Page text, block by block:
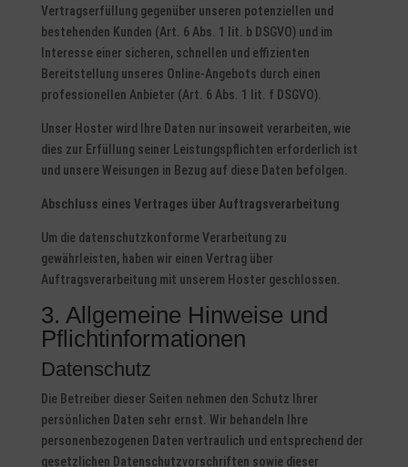
Vertragserfüllung gegenüber unseren potenziellen und
bestehenden Kunden (Art. 6 Abs. 1 lit. b DSGVO) und im
Interesse einer sicheren, schnellen und effizienten
Bereitstellung unseres Online-Angebots durch einen
professionellen Anbieter (Art. 6 Abs. 1 lit. f DSGVO).
Unser Hoster wird Ihre Daten nur insoweit verarbeiten, wie
dies zur Erfüllung seiner Leistungspflichten erforderlich ist
und unsere Weisungen in Bezug auf diese Daten befolgen.
Abschluss eines Vertrages über Auftragsverarbeitung
Um die datenschutzkonforme Verarbeitung zu
gewährleisten, haben wir einen Vertrag über
Auftragsverarbeitung mit unserem Hoster geschlossen.
3. Allgemeine Hinweise und
Pflichtinformationen
Datenschutz
Die Betreiber dieser Seiten nehmen den Schutz Ihrer
persönlichen Daten sehr ernst. Wir behandeln Ihre
personenbezogenen Daten vertraulich und entsprechend der
gesetzlichen Datenschutzvorschriften sowie dieser